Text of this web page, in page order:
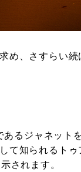
め、さすらい続
るジャネット
て知られるトゥ
されます。